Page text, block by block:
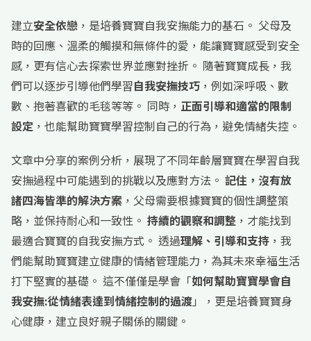
建立安全依戀 ，是培養寶寶自我安撫能力的基石。 父母及
時的回應、溫柔的觸摸和無條件的愛，能讓寶寶感受到安全
感，更有信心去探索世界並應對挫折。 隨著寶寶成長，我
們可以逐步引導他們學習自我安撫技巧 ，例如深呼吸、數
數、抱著喜歡的毛毯等等。 同時， 正面引導和適當的限制
設定 ，也能幫助寶寶學習控制自己的行為，避免情緒失控。
文章中分享的案例分析，展現了不同年齡層寶寶在學習自我
安撫過程中可能遇到的挑戰以及應對方法。 記住，沒有放
諸四海皆準的解決方案 ，父母需要根據寶寶的個性調整策
略，並保持耐心和一致性。 持續的觀察和調整 ，才能找到
最適合寶寶的自我安撫方式。 透過理解、引導和支持 ，我
們能幫助寶寶建立健康的情緒管理能力，為其未來幸福生活
打下堅實的基礎。 這不僅僅是學會「如何幫助寶寶學會自
我安撫:從情緒表達到情緒控制的過渡」，更是培養寶寶身
心健康，建立良好親子關係的關鍵。